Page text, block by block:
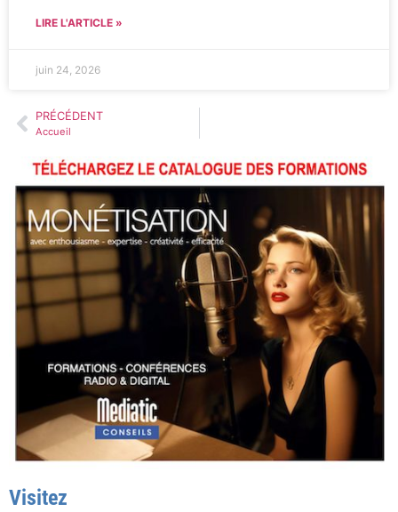
LIRE L'ARTICLE »
juin 24, 2026
PRÉCÉDENT
Accueil
Visitez